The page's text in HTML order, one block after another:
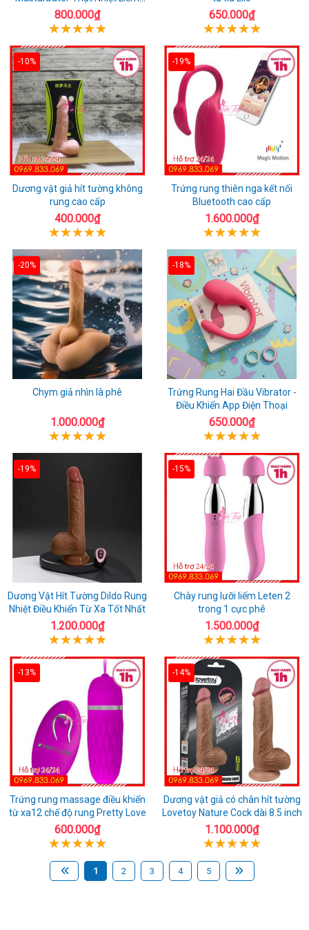
Rung
800.000₫ 650.000₫
-10%
Dương vật giả hít tường không
rung cao cấp
400.000₫
-19%
Trứng rung thiên nga kết nối
Bluetooth cao cấp
1.600.000₫
-20%
Chym giả nhìn là phê
1.000.000₫
-18%
Trứng Rung Hai Đầu Vibrator -
Điều Khiển App Điện Thoại
650.000₫
-19%
Dương Vật Hít Tường Dildo Rung
Nhiệt Điều Khiển Từ Xa Tốt Nhất
1.200.000₫
-15%
Chày rung lưỡi liếm Leten 2
trong 1 cực phê
1.500.000₫
-13%
Trứng rung massage điều khiển
từ xa12 chế độ rung Pretty Love
600.000₫
-14%
Dương vật giả có chân hít tường
Lovetoy Nature Cock dài 8.5 inch
1.100.000₫
1 2 3 4 5